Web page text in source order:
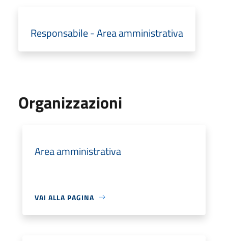
Responsabile - Area amministrativa
Organizzazioni
Area amministrativa
VAI ALLA PAGINA